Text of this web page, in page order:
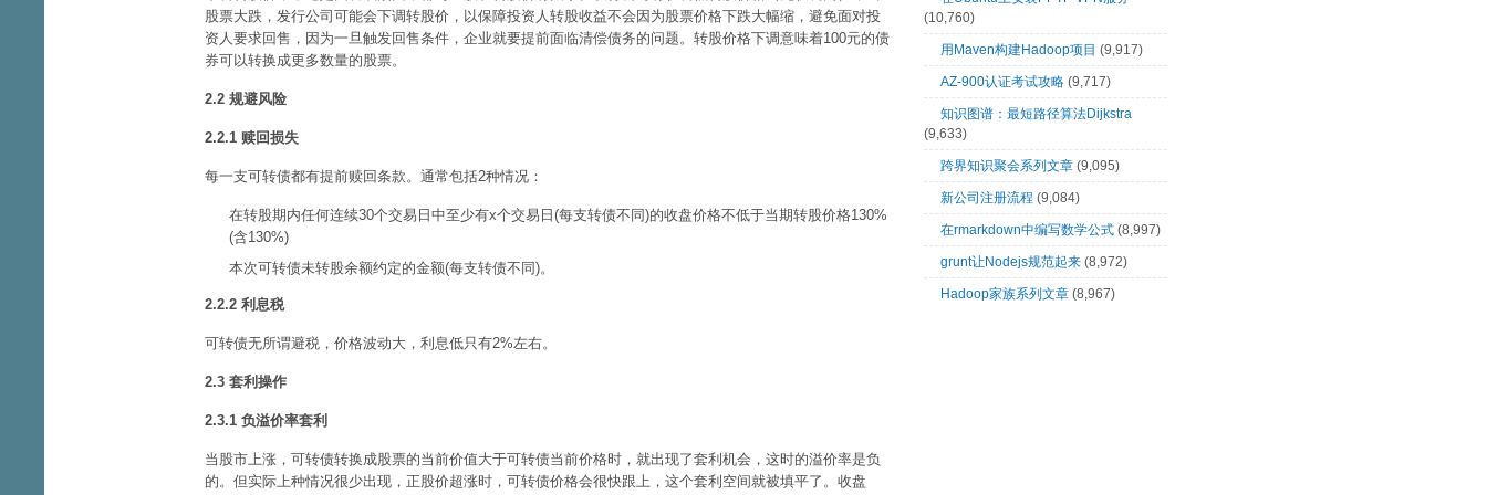
股票大跌，发行公司可能会下调转股价，以保障投资人转股收益不会因为股票价格下跌大幅缩，避免面对投
资人要求回售，因为一旦触发回售条件，企业就要提前面临清偿债务的问题。转股价格下调意味着100元的债
券可以转换成更多数量的股票。
2.2 规避风险
2.2.1 赎回损失
每一支可转债都有提前赎回条款。通常包括2种情况：
在转股期内任何连续30个交易日中至少有x个交易日(每支转债不同)的收盘价格不低于当期转股价格130%
(含130%)
本次可转债未转股余额约定的金额(每支转债不同)。
2.2.2 利息税
可转债无所谓避税，价格波动大，利息低只有2%左右。
2.3 套利操作
2.3.1 负溢价率套利
当股市上涨，可转债转换成股票的当前价值大于可转债当前价格时，就出现了套利机会，这时的溢价率是负
的。但实际上种情况很少出现，正股价超涨时，可转债价格会很快跟上，这个套利空间就被填平了。收盘
(10,760)
用Maven构建Hadoop项目 (9,917)
AZ-900认证考试攻略 (9,717)
知识图谱：最短路径算法Dijkstra
(9,633)
跨界知识聚会系列文章 (9,095)
新公司注册流程 (9,084)
在rmarkdown中编写数学公式 (8,997)
grunt让Nodejs规范起来 (8,972)
Hadoop家族系列文章 (8,967)